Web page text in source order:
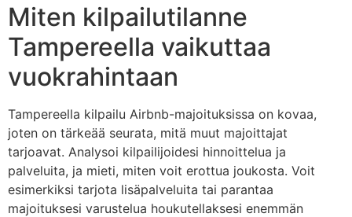
Miten kilpailutilanne
Tampereella vaikuttaa
vuokrahintaan
Tampereella kilpailu Airbnb-majoituksissa on kovaa,
joten on tärkeää seurata, mitä muut majoittajat
tarjoavat. Analysoi kilpailijoidesi hinnoittelua ja
palveluita, ja mieti, miten voit erottua joukosta. Voit
esimerkiksi tarjota lisäpalveluita tai parantaa
majoituksesi varustelua houkutellaksesi enemmän